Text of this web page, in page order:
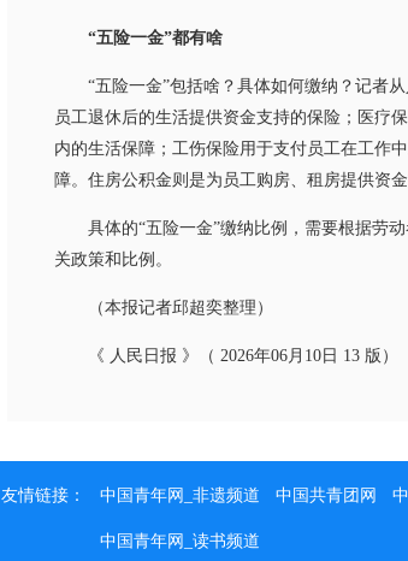
“五险一金”都有啥
“五险一金”包括啥？具体如何缴纳？记者从
员工退休后的生活提供资金支持的保险；医疗
内的生活保障；工伤保险用于支付员工在工作
障。住房公积金则是为员工购房、租房提供资金
具体的“五险一金”缴纳比例，需要根据劳动
关政策和比例。
（本报记者邱超奕整理）
《 人民日报 》（ 2026年06月10日 13 版）
友情链接： 中国青年网_非遗频道 中国共青团网
中国青年网_读书频道